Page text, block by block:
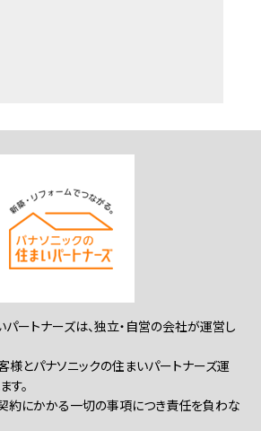
ートナーズは、独立・自営の会社が運営し
とパナソニックの住まいパートナーズ運
す。
約にかかる一切の事項につき責任を負わな